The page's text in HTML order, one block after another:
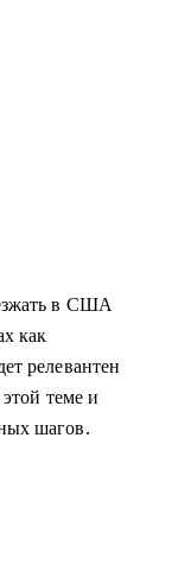
в США
как
релевантен
этой теме и
шагов.